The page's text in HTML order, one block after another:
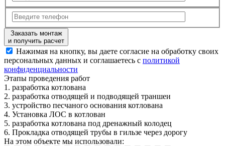
Заказать монтаж
и получить расчет
Нажимая на кнопку, вы даете согласие на обработку своих
персональных данных и соглашаетесь с политикой
конфиденциальности
Этапы проведения работ
1. разработка котлована
2. разработка отводящей и подводящей траншеи
3. устройство песчаного основания котлована
4. Установка ЛОС в котлован
5. разработка котлована под дренажный колодец
6. Прокладка отводящей трубы в гильзе через дорогу
На этом объекте мы использовали: